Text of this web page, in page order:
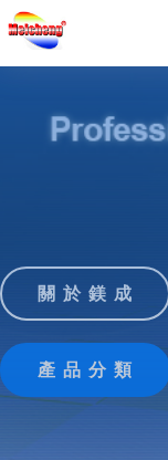
關 於 鎂 成
產 品 分 類